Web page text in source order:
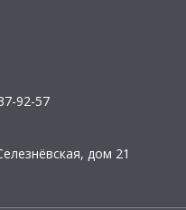
92-57
дом 21